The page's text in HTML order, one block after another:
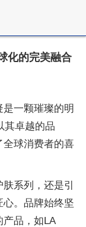
化的完美融合
一颗璀璨的明
其卓越的品
全球消费者的喜
系列，还是引
。品牌始终坚
品，如LA